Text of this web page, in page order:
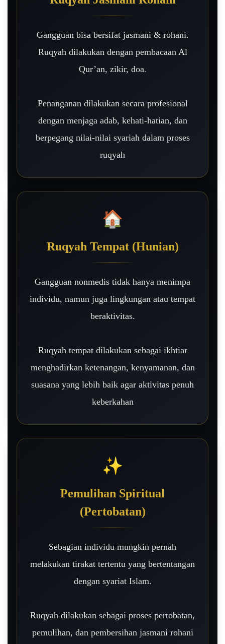
Gangguan bisa bersifat jasmani & rohani.
Ruqyah dilakukan dengan pembacaan Al
Qur’an, zikir, doa.
Penanganan dilakukan secara profesional
dengan menjaga adab, kehati-hatian, dan
berpegang nilai-nilai syariah dalam proses
ruqyah
🏠
Ruqyah Tempat (Hunian)
Gangguan nonmedis tidak hanya menimpa
individu, namun juga lingkungan atau tempat
beraktivitas.
Ruqyah tempat dilakukan sebagai ikhtiar
menghadirkan ketenangan, kenyamanan, dan
suasana yang lebih baik agar aktivitas penuh
keberkahan
✨
Pemulihan Spiritual
(Pertobatan)
Sebagian individu mungkin pernah
melakukan tirakat tertentu yang bertentangan
dengan syariat Islam.
Ruqyah dilakukan sebagai proses pertobatan,
pemulihan, dan pembersihan jasmani rohani